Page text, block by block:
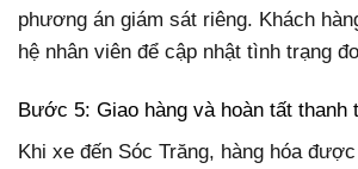
phương án giám sát riêng. Khách
hệ nhân viên để cập nhật tình trạng
Bước 5: Giao hàng và hoàn tất thanh
Khi xe đến Sóc Trăng, hàng hóa